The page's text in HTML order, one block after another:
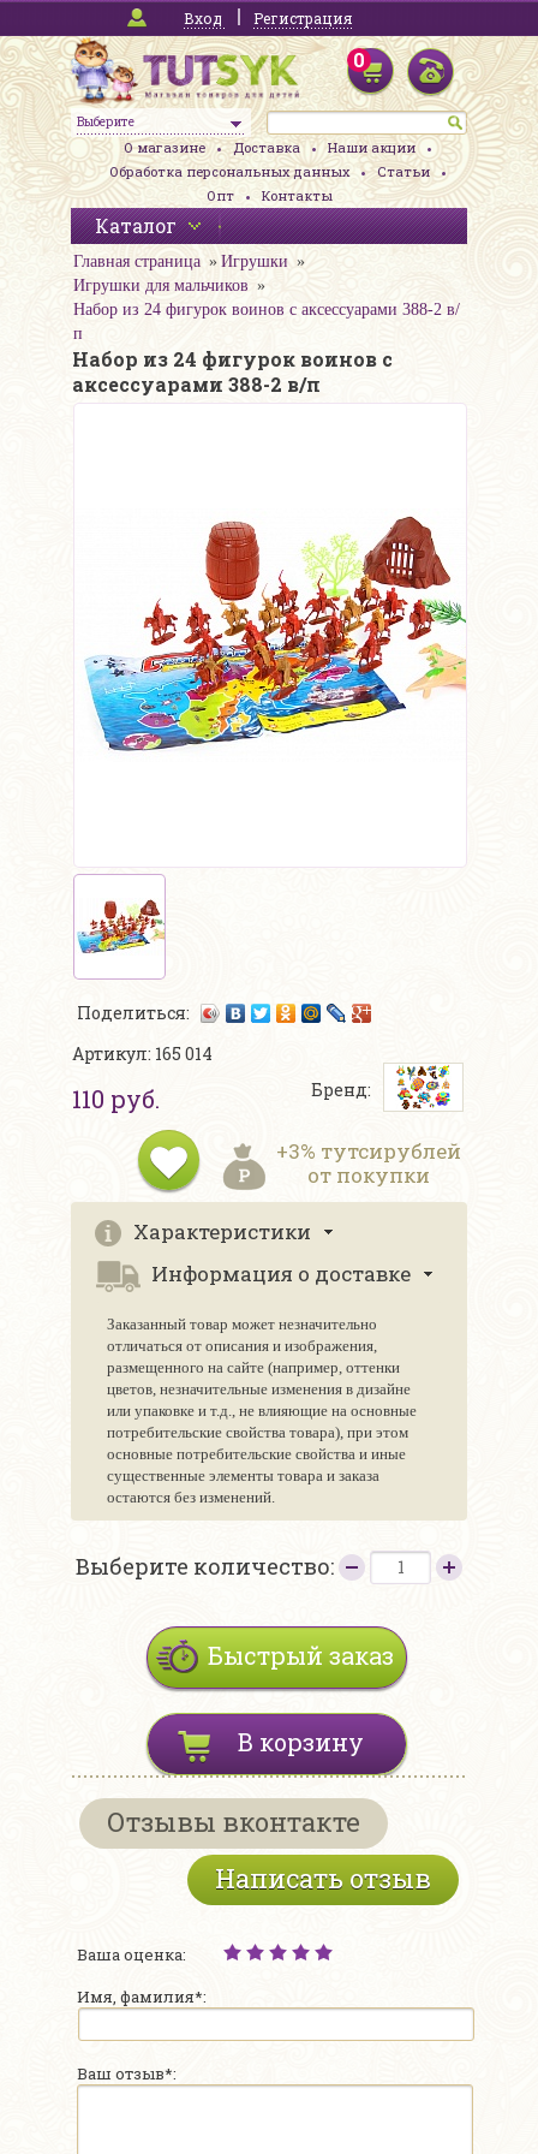
Вход Регистрация
Выберите
0
О магазине Доставка
Наши акции
Обработка персональных данных
Статьи
Опт
Контакты
Каталог
Главная страница
Игрушки
Игрушки для мальчиков
Набор из 24 фигурок воинов с аксессуарами 388-2 в/
п
Набор из 24 фигурок воинов с
аксессуарами 388-2 в/п
Поделиться:
Артикул: 165 014
110 руб. Бренд:
+3% тутсирублей
от покупки
Характеристики
Информация о доставке
Заказанный товар может незначительно
отличаться от описания и изображения,
размещенного на сайте (например, оттенки
цветов, незначительные изменения в дизайне
или упаковке и т.д., не влияющие на основные
потребительские свойства товара), при этом
основные потребительские свойства и иные
существенные элементы товара и заказа
остаются без изменений.
Выберите количество:
Быстрый заказ
В корзину
Отзывы вконтакте
Написать отзыв
Ваша оценка:
Имя, фамилия*:
Ваш отзыв*: